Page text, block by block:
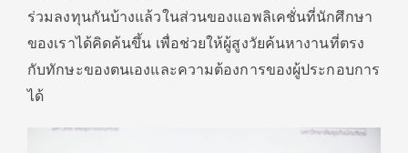
ร่วมลงทุนกันบ้างแล้วในส่วนของแอพลิเคชั่นที่นักศึกษา
ของเราได้คิดค้นขึ้น เพื่อช่วยให้ผู้สูงวัยค้นหางานที่ตรง
กับทักษะของตนเองและความต้องการของผู้ประกอบการ
ได้